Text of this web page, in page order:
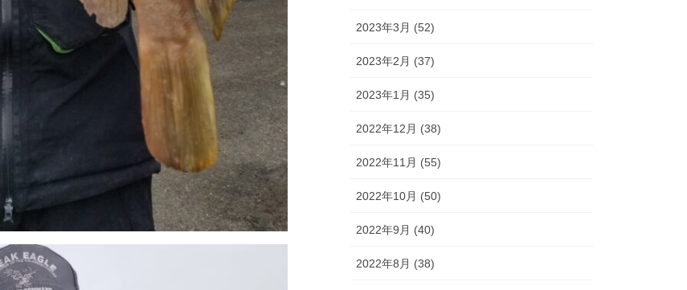
2023年3月 (52)
2023年2月 (37)
2023年1月 (35)
2022年12月 (38)
2022年11月 (55)
2022年10月 (50)
2022年9月 (40)
2022年8月 (38)